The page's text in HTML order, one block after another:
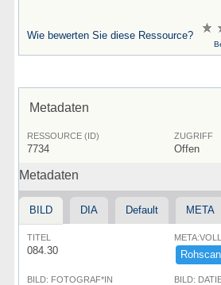
Wie bewerten Sie diese Ressource?
Metadaten
RESSOURCE (ID)
7734
ZUGRIFF
Offen
Metadaten
BILD DIA Default META
TITEL
084.30 Rohscan
BILD: FOTOGRAF*IN BILD: